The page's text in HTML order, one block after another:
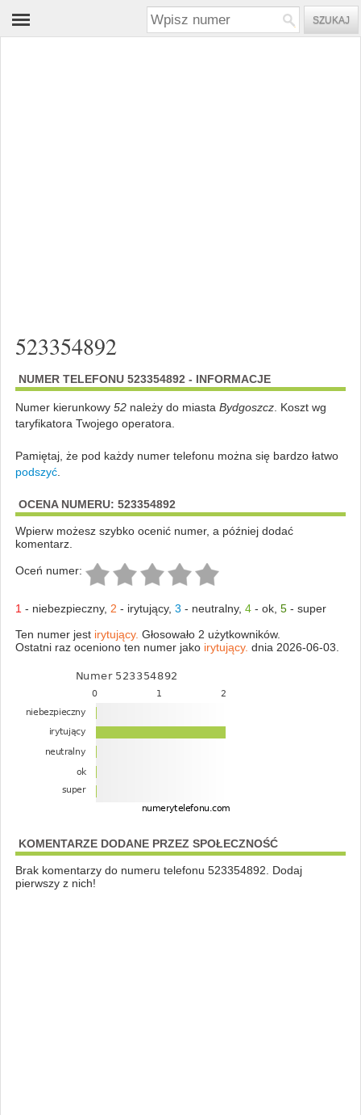
523354892
NUMER TELEFONU 523354892 - INFORMACJE
Numer kierunkowy 52należy do miasta Bydgoszcz. Koszt wg
taryfikatora Twojego operatora.
Pamiętaj, że pod każdy numer telefonu można się bardzo łatwo
podszyć.
OCENA NUMERU: 523354892
Wpierw możesz szybko ocenić numer, a później dodać
komentarz.
Oceń numer:
1 - niebezpieczny, 2 - irytujący, 3 - neutralny, 4- ok, 5- super
Ten numer jest irytujący. Głosowało 2 użytkowników.
Ostatni raz oceniono ten numer jako irytujący. dnia 2026-06-03.
KOMENTARZE DODANE PRZEZ SPOŁECZNOŚĆ
Brak komentarzy do numeru telefonu 523354892. Dodaj
pierwszy z nich!